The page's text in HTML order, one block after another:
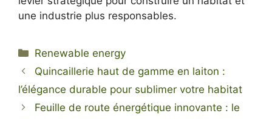
une industrie plus responsables.
Categories
Renewable energy
Quincaillerie haut de gamme en laiton :
l’élégance durable pour sublimer votre habitat
Feuille de route énergétique innovante : le